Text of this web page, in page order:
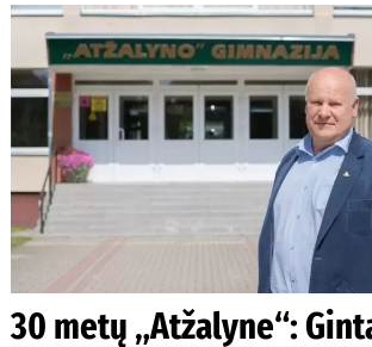
30 metų „Atžalyne“: